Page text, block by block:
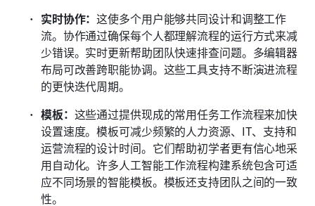
实时协作：这使多个用户能够共同设计和调整工作
流。协作通过确保每个人都理解流程的运行方式来减
少错误。实时更新帮助团队快速排查问题。多编辑器
布局可改善跨职能协调。这些工具支持不断演进流程
的更快迭代周期。
模板： 这些通过提供现成的常用任务工作流程来加快
设置速度。模板可减少频繁的人力资源、IT、支持和
运营流程的设计时间。它们帮助初学者更有信心地采
用自动化。许多人工智能工作流程构建系统包含可适
应不同场景的智能模板。模板还支持团队之间的一致
性。